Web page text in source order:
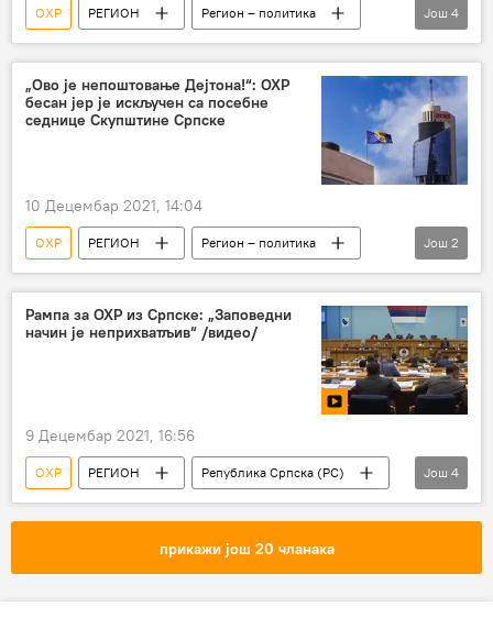
ОХР РЕГИОН
Регион – политика
Босна и Херцеговина (БиХ)
Република Српска (РС)
Русија
Анализе и мишљења
Још 4
„Ово је непоштовање Дејтона!“: ОХР
бесан јер је искључен са посебне
седнице Скупштине Српске
10 Децембар 2021, 14:04
ОХР РЕГИОН
Регион – политика
Босна и Херцеговина (БиХ)
Регион
Још 2
Рампа за ОХР из Српске: „Заповедни
начин је неприхватљив“ /видео/
9 Децембар 2021, 16:56
ОХР РЕГИОН
Република Српска (РС)
Високи представник у БиХ
Регион – политика
Регион
Још 4
прикажи још 20 чланака